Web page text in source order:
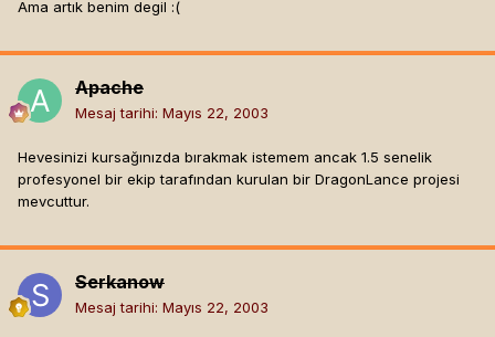
Ama artık benim degil :(
Apache
Mesaj tarihi: Mayıs 22, 2003
Hevesinizi kursağınızda bırakmak istemem ancak 1.5 senelik
profesyonel bir ekip tarafından kurulan bir DragonLance projesi
mevcuttur.
Serkanow
Mesaj tarihi: Mayıs 22, 2003